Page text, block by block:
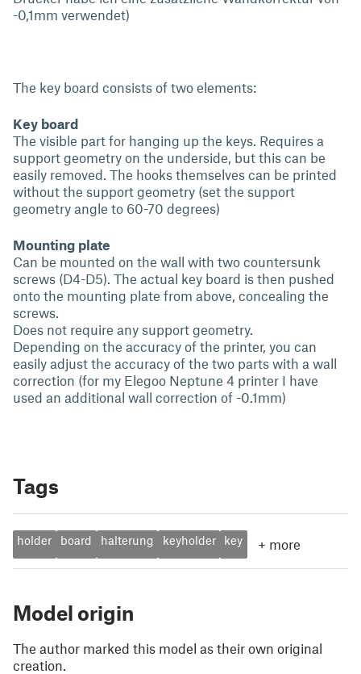
-0,1mm verwendet)
The key board consists of two elements:
Key board
The visible part for hanging up the keys. Requires a
support geometry on the underside, but this can be
easily removed. The hooks themselves can be printed
without the support geometry (set the support
geometry angle to 60-70 degrees)
Mounting plate
Can be mounted on the wall with two countersunk
screws (D4-D5). The actual key board is then pushed
onto the mounting plate from above, concealing the
screws.
Does not require any support geometry.
Depending on the accuracy of the printer, you can
easily adjust the accuracy of the two parts with a wall
correction (for my Elegoo Neptune 4 printer I have
used an additional wall correction of -0.1mm)
Tags
holder board halterung keyholder key + more
Model origin
The author marked this model as their own original
creation.